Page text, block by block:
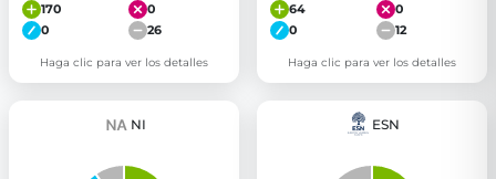
170
0
0
26
Haga clic para ver los detalles
64
0
0
12
Haga clic para ver los detalles
NI ESN